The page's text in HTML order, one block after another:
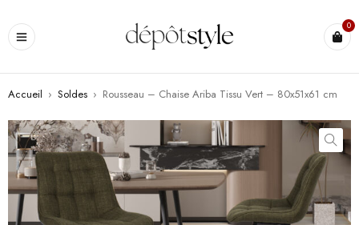
0
Accueil › Soldes › Rousseau – Chaise Ariba Tissu Vert – 80x51x61 cm